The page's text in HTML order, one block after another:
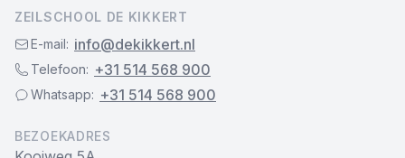
ZEILSCHOOL DE KIKKERT
E-mail: info@dekikkert.nl
Telefoon: +31 514 568 900
Whatsapp: +31 514 568 900
BEZOEKADRES